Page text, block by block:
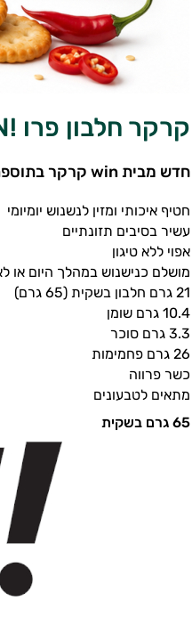
קרקר חלבון פרו !WIN
חדש מבית win קרקר בתוספת חלבון
חטיף איכותי ומזין לנשנוש יומיומי
עשיר בסיבים תזונתיים
אפוי ללא טיגון
מושלם כנישנוש במהלך היום או
21 גרם חלבון בשקית (65 גרם)
10.4 גרם שומן
3.3 גרם סוכר
26 גרם פחמימות
כשר פרווה
מתאים לטבעונים
65 גרם בשקית